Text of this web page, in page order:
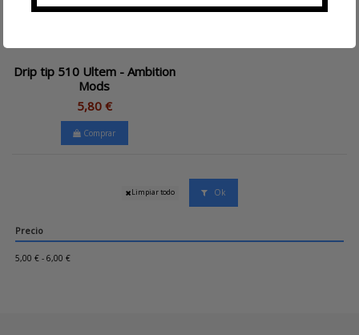
Drip tip 510 Ultem - Ambition
Mods
5,80 €
Comprar
Limpiar todo Ok
Precio
5,00 € - 6,00 €